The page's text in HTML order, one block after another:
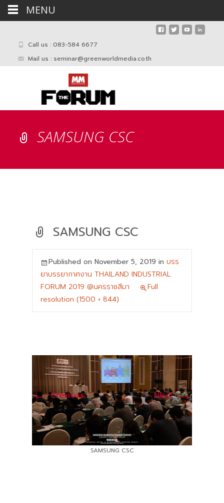
Call us : 083-584 6677
Mail us : seminar@greenworldmedia.co.th
SAMSUNG CSC
SAMSUNG CSC
Published on November 5, 2019 in บรร
ยาบรรยากาศงาน THAILAND INDUSTRIAL
FORUM 2019 @นครราชสีมา
Full
resolution (1500 × 844)
←Previous Next→
SAMSUNG CSC
MENU